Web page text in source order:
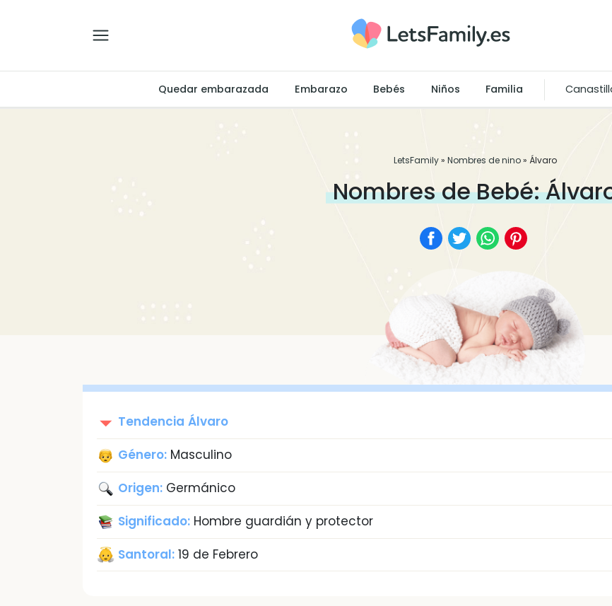
Quedar embarazada Embarazo Bebés Niños Familia
LetsFamily» Nombres de nino» Álvaro
Nombres de Bebé:
Tendencia Álvaro
Género: Masculino
Origen: Germánico
Significado: Hombre guardián y protector
Santoral: 19 de Febrero